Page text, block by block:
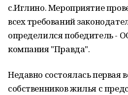
с.Иглино. Мероприятие
всех требований
определился победитель -
компания "Правда".
Недавно состоялась первая
собственников жилья с